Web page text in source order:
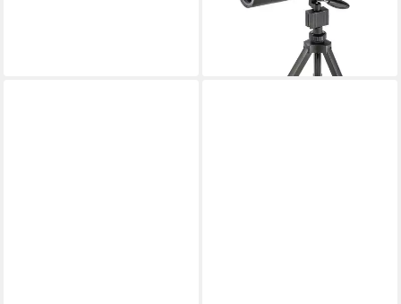
UVP239,00 €
lieferbar - in 2-3 Werktagen bei dir